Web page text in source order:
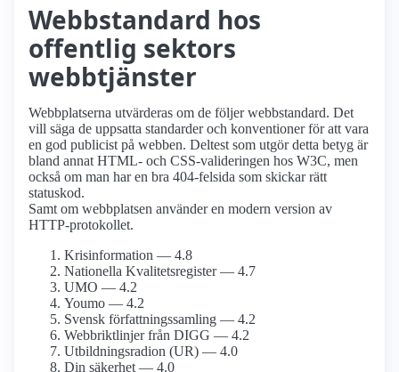
Webbstandard hos
offentlig sektors
webbtjänster
Webbplatserna utvärderas om de följer webbstandard. Det
vill säga de uppsatta standarder och konventioner för att vara
en god publicist på webben. Deltest som utgör detta betyg är
bland annat HTML- och CSS-valideringen hos W3C, men
också om man har en bra 404-felsida som skickar rätt
statuskod.
Samt om webbplatsen använder en modern version av
HTTP-protokollet.
Krisinformation — 4.8
Nationella Kvalitetsregister — 4.7
UMO — 4.2
Youmo — 4.2
Svensk författnings­samling — 4.2
Webbriktlinjer från DIGG — 4.2
Utbildningsradion (UR) — 4.0
Din säkerhet — 4.0